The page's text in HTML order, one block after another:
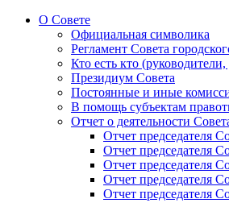
О Совете
Официальная символика
Регламент Совета
Кто есть кто
Президиум Совета
Постоянные и иные
В помощь субъектам
Отчет о деятельности
Отчет председателя
Отчет председателя
Отчет председателя
Отчет председателя
Отчет председателя